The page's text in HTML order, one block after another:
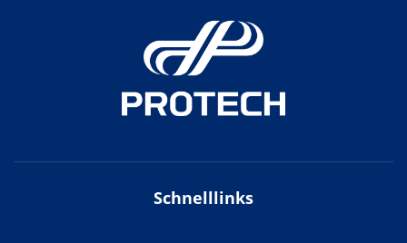
Schnelllinks